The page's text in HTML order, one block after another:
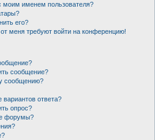
моим именем пользователя?
его?
меня требуют войти на конференцию!
сообщение?
сообщению?
ответа?
опрос?
форумы?